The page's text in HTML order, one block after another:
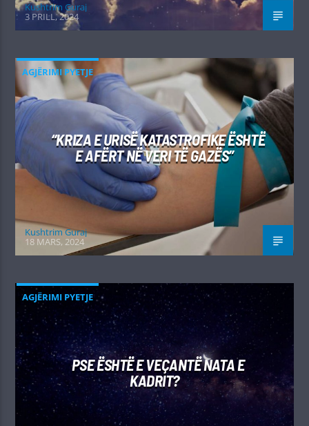
Kushtrim Guraj
3 PRILL, 2024
AGJËRIMI PYETJE
“KRIZA E URISË KATASTROFIKE ËSHTË
E AFËRT NË VERI TË GAZËS”
Kushtrim Guraj
18 MARS, 2024
AGJËRIMI PYETJE
PSE ËSHTË E VEÇANTË NATA E
KADRIT?